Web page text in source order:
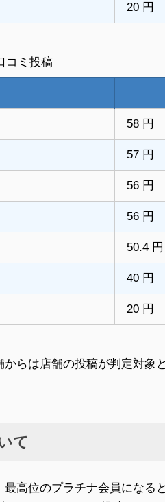
20 円
コミ投稿
58 円
57 円
56 円
56 円
50.4 円
40 円
20 円
らは店舗の投稿が判定対象
て
高位のプラチナ会員になる